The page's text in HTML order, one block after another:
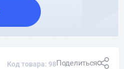
Код товара: 98Поделиться